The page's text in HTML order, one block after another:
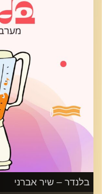
בלנדר – שיר אברני